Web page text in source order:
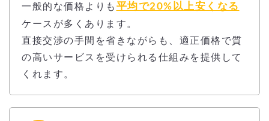
一般的な価格よりも 平均で20%以上安くなる
ケースが多くあります。
直接交渉の手間を省きながらも、適正価格で質
の高いサービスを受けられる仕組みを提供して
くれます。